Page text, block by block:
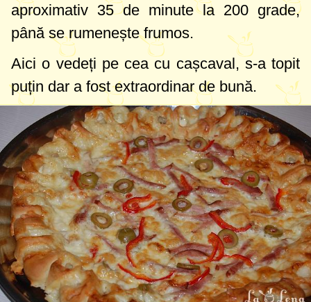
aproximativ 35 de minute la 200 grade,
până se rumenește frumos.
Aici o vedeți pe cea cu cașcaval, s-a topit
puțin dar a fost extraordinar de bună.